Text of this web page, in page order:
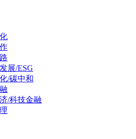
展/ESG
/碳中和
/科技金融